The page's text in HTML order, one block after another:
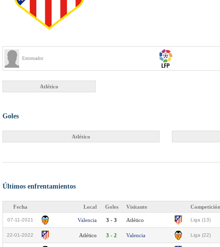
Entrenador
Atlético
Goles
Atlético
Últimos enfrentamientos
Fecha Local Goles Visitante Competición
07-11-2021 Valencia 3 - 3 Atlético Liga (13)
22-01-2022 Atlético 3 - 2 Valencia Liga (22)